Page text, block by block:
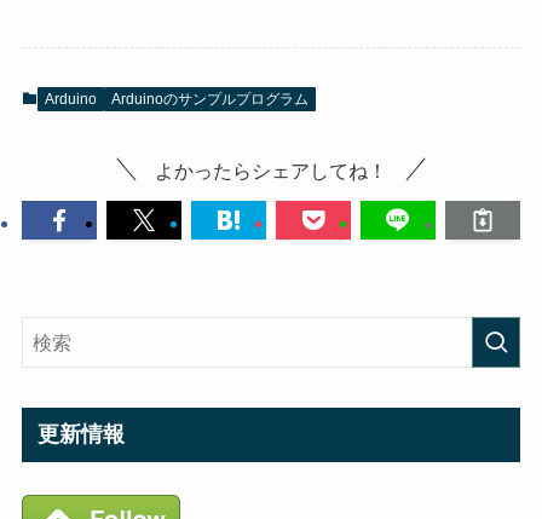
Arduino Arduinoのサンプルプログラム
よかったらシェアしてね！
更新情報